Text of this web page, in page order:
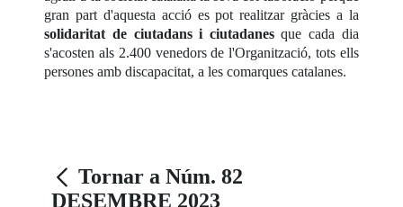
gran part d'aquesta acció es pot realitzar gràcies a la
solidaritat de ciutadans i ciutadanesque cada dia
s'acosten als 2.400 venedors de l'Organització, tots ells
persones amb discapacitat, a les comarques catalanes.
Tornar a Núm. 82
DESEMBRE 2023